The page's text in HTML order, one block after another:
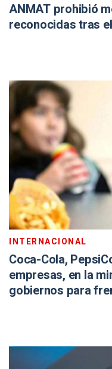
ANMAT prohibió
reconocidas tras
INTERNACIONAL
Coca-Cola,
empresas, en la
gobiernos para